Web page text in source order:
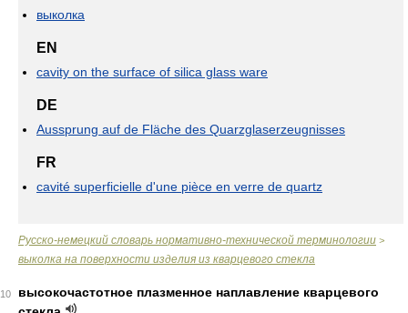
выколка
EN
cavity on the surface of silica glass ware
DE
Aussprung auf de Fläche des Quarzglaserzeugnisses
FR
cavité superficielle d'une pièce en verre de quartz
Русско-немецкий словарь нормативно-технической терминологии >
выколка на поверхности изделия из кварцевого стекла
10
высокочастотное плазменное наплавление кварцевого